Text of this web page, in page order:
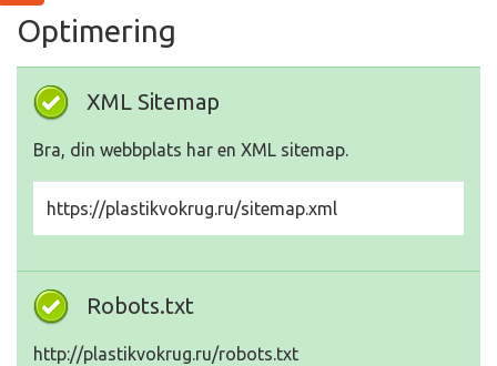
Optimering
XML Sitemap
Bra, din webbplats har en XML sitemap.
https://plastikvokrug.ru/sitemap.xml
Robots.txt
http://plastikvokrug.ru/robots.txt